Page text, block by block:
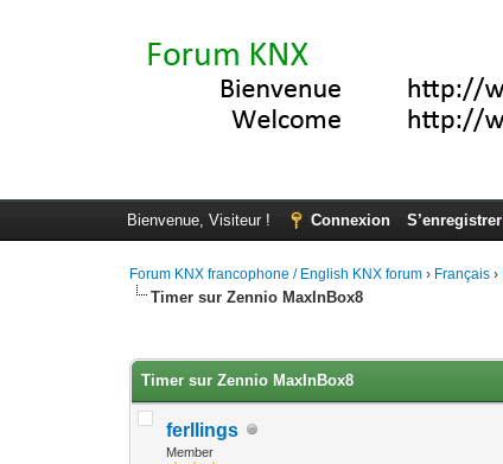
Bienvenue, Visiteur ! Connexion S’enregistrer
Forum KNX francophone / English KNX forum › Français ›
Timer sur Zennio MaxInBox8
Timer sur Zennio MaxInBox8
ferllings
Member